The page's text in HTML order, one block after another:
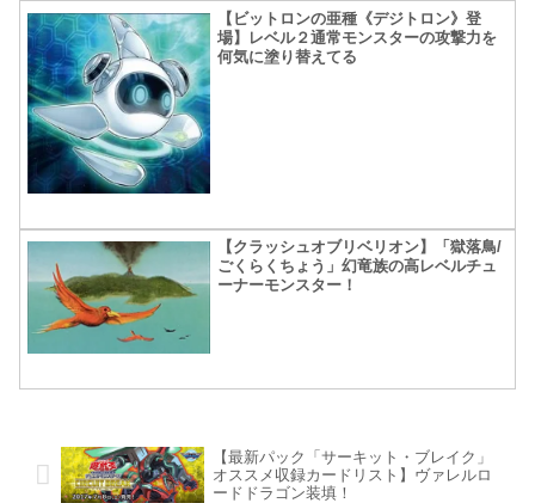
【ビットロンの亜種《デジトロン》登
場】レベル２通常モンスターの攻撃力を
何気に塗り替えてる
【クラッシュオブリベリオン】「獄落鳥/
ごくらくちょう」幻竜族の高レベルチュ
ーナーモンスター！
【最新パック「サーキット・ブレイク」
オススメ収録カードリスト】ヴァレルロ
ードドラゴン装填！